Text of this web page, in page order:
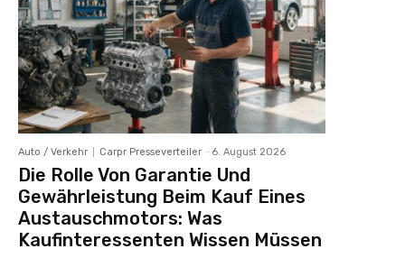
Auto / Verkehr Carpr Presseverteiler - 6. August 2026
Die Rolle Von Garantie Und
Gewährleistung Beim Kauf Eines
Austauschmotors: Was
Kaufinteressenten Wissen Müssen